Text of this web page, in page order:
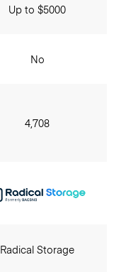
Up to $5000
No
4,708
Radical Storage